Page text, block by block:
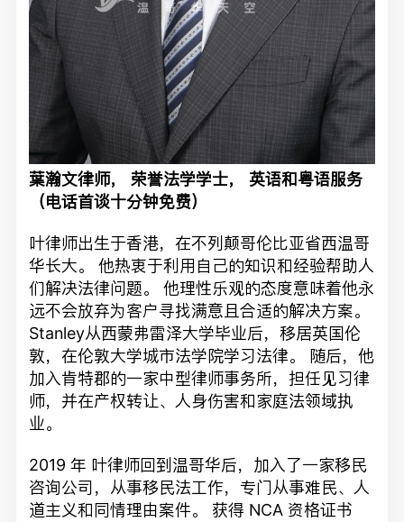
葉瀚文律师， 荣誉法学学士，
英语和粤语服务
（电话首谈十分钟免费）
叶律师出生于香港，在不列颠哥伦比亚省西温哥
华长大。 他热衷于利用自己的知识和经验帮助人
们解决法律问题。 他理性乐观的态度意味着他永
远不会放弃为客户寻找满意且合适的解决方案。
Stanley从西蒙弗雷泽大学毕业后，移居英国伦
敦，在伦敦大学城市法学院学习法律。 随后，他
加入肯特郡的一家中型律师事务所，担任见习律
师，并在产权转让、人身伤害和家庭法领域执
业。
2019 年 叶律师回到温哥华后，加入了一家移民
咨询公司，从事移民法工作，专门从事难民、人
道主义和同情理由案件。 获得 NCA 资格证书